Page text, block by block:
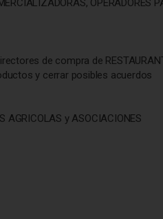
OPERADORES
de compra de
y cerrar posibles acuerdos
AGRICOLAS y ASOCIACIONES